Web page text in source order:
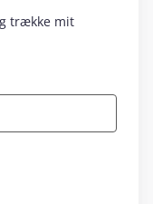
trække mit